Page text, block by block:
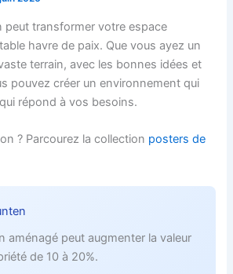
peut transformer votre espace
havre de paix. Que vous ayez un
terrain, avec les bonnes idées et
pouvez créer un environnement qui
répond à vos besoins.
? Parcourez la collection posters de
aménagé peut augmenter la valeur
de 10 à 20%.